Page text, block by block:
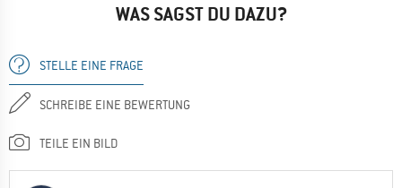
Nein, ich würde das Produkt nicht weiterempfehlen
WAS SAGST DU DAZU?
STELLE EINE FRAGE
SCHREIBE EINE BEWERTUNG
TEILE EIN BILD